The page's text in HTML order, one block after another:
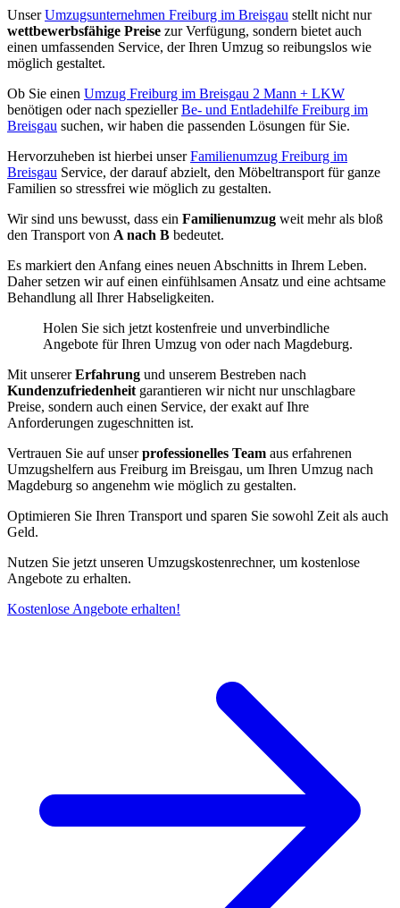
UnserUmzugsunternehmen Freiburg im Breisgau stellt nicht nur
wettbewerbsfähige Preise zur Verfügung, sondern bietet auch
einen umfassenden Service, der Ihren Umzug so reibungslos wie
möglich gestaltet.
Ob Sie einen Umzug Freiburg im Breisgau 2 Mann + LKW
benötigen oder nach speziellerBe- und Entladehilfe Freiburg im
Breisgau suchen, wir haben die passenden Lösungen für Sie.
Hervorzuheben ist hierbei unserFamilienumzug Freiburg im
Breisgau Service, der darauf abzielt, den Möbeltransport für ganze
Familien so stressfrei wie möglich zu gestalten.
Wir sind uns bewusst, dass ein Familienumzug weit mehr als bloß
den Transport von A nach B bedeutet.
Es markiert den Anfang eines neuen Abschnitts in Ihrem Leben.
Daher setzen wir auf einen einfühlsamen Ansatz und eine achtsame
Behandlung all Ihrer Habseligkeiten.
Holen Sie sich jetzt kostenfreie und unverbindliche
Angebote für Ihren Umzug von oder nach Magdeburg.
Mit unsererErfahrung und unserem Bestreben nach
Kundenzufriedenheit garantieren wir nicht nur unschlagbare
Preise, sondern auch einen Service, der exakt auf Ihre
Anforderungen zugeschnitten ist.
Vertrauen Sie auf unserprofessionelles Team aus erfahrenen
Umzugshelfern aus Freiburg im Breisgau, um Ihren Umzug nach
Magdeburg so angenehm wie möglich zu gestalten.
Optimieren Sie Ihren Transport und sparen Sie sowohl Zeit als auch
Geld.
Nutzen Sie jetzt unseren Umzugskostenrechner, um kostenlose
Angebote zu erhalten.
Kostenlose Angebote erhalten!